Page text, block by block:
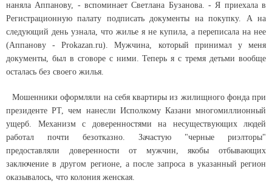
наняла Аппанову, - вспоминает Светлана Бузанова. - Я приехала в
Регистрационную палату подписать документы на покупку. А на
следующий день узнала, что жилье я не купила, а переписала на нее
(Аппанову - Prokazan.ru). Мужчина, который принимал у меня
документы, был в сговоре с ними. Теперь я с тремя детьми вообще
осталась без своего жилья.
Мошенники оформляли на себя квартиры из жилищного фонда при
президенте РТ, чем нанесли Исполкому Казани многомиллионный
ущерб. Механизм с доверенностями на несуществующих людей
работал почти безотказно. Зачастую "черные риэлторы"
предоставляли доверенности от мужчин, якобы отбывающих
заключение в другом регионе, а после запроса в указанный регион
оказывалось, что колония женская.